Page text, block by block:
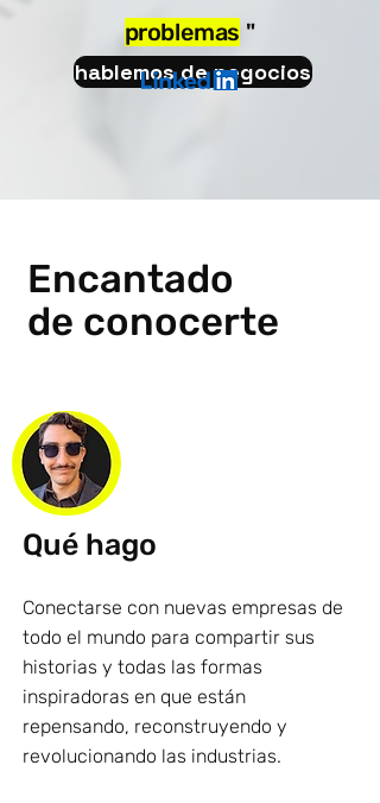
problemas "
hablemos de negocios
Encantado
de conocerte
Qué hago
Conectarse con nuevas empresas de
todo el mundo para compartir sus
historias y todas las formas
inspiradoras en que están
repensando, reconstruyendo y
revolucionando las industrias.